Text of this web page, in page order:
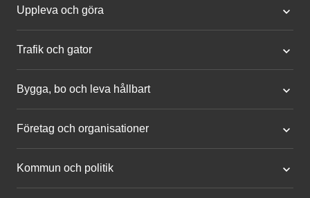
Uppleva och göra
Trafik och gator
Bygga, bo och leva hållbart
Företag och organisationer
Kommun och politik